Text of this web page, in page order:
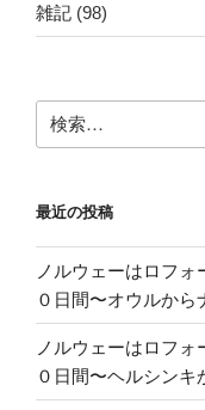
雑記 (98)
索:
最近の投稿
ノルウェーはロフォ
０日間〜オウルから
ノルウェーはロフォ
０日間〜ヘルシンキ